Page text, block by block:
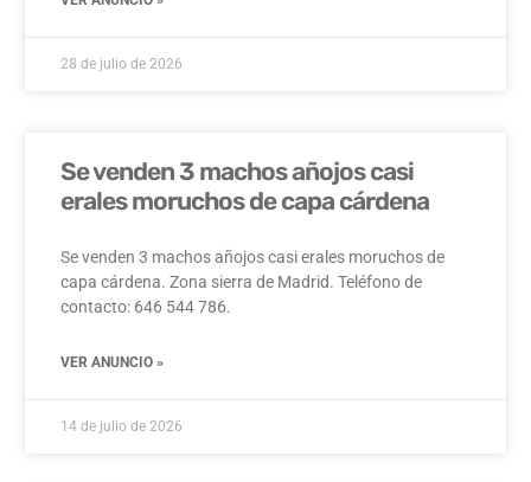
28 de julio de 2026
Se venden 3 machos añojos casi
erales moruchos de capa cárdena
Se venden 3 machos añojos casi erales moruchos de
capa cárdena. Zona sierra de Madrid. Teléfono de
contacto: 646 544 786.
VER ANUNCIO »
14 de julio de 2026